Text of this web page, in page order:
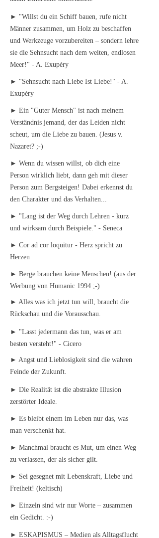
► "Willst du ein Schiff bauen, rufe nicht
Männer zusammen, um Holz zu beschaffen
und Werkzeuge vorzubereiten – sondern lehre
sie die Sehnsucht nach dem weiten, endlosen
Meer!" - A. Exupéry
► "Sehnsucht nach Liebe Ist Liebe!" - A.
Exupéry
► Ein "Guter Mensch" ist nach meinem
Verständnis jemand, der das Leiden nicht
scheut, um die Liebe zu bauen. (Jesus v.
Nazaret? ;-)
► Wenn du wissen willst, ob dich eine
Person wirklich liebt, dann geh mit dieser
Person zum Bergsteigen! Dabei erkennst du
den Charakter und das Verhalten...
► "Lang ist der Weg durch Lehren - kurz
und wirksam durch Beispiele." - Seneca
► Cor ad cor loquitur - Herz spricht zu
Herzen
► Berge brauchen keine Menschen! (aus der
Werbung von Humanic 1994 ;-)
► Alles was ich jetzt tun will, braucht die
Rückschau und die Vorausschau.
► "Lasst jedermann das tun, was er am
besten versteht!" - Cicero
► Angst und Lieblosigkeit sind die wahren
Feinde der Zukunft.
► Die Realität ist die abstrakte Illusion
zerstörter Ideale.
► Es bleibt einem im Leben nur das, was
man verschenkt hat.
► Manchmal braucht es Mut, um einen Weg
zu verlassen, der als sicher gilt.
► Sei gesegnet mit Lebenskraft, Liebe und
Freiheit! (keltisch)
► Einzeln sind wir nur Worte – zusammen
ein Gedicht. :-)
► ESKAPISMUS – Medien als Alltagsflucht